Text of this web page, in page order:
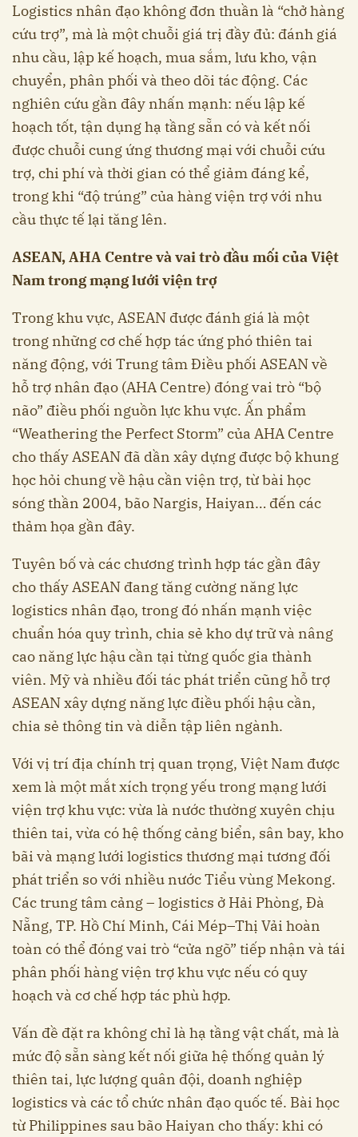
Logistics nhân đạo không đơn thuần là “chở hàng
cứu trợ”, mà là một chuỗi giá trị đầy đủ: đánh giá
nhu cầu, lập kế hoạch, mua sắm, lưu kho, vận
chuyển, phân phối và theo dõi tác động. Các
nghiên cứu gần đây nhấn mạnh: nếu lập kế
hoạch tốt, tận dụng hạ tầng sẵn có và kết nối
được chuỗi cung ứng thương mại với chuỗi cứu
trợ, chi phí và thời gian có thể giảm đáng kể,
trong khi “độ trúng” của hàng viện trợ với nhu
cầu thực tế lại tăng lên.
ASEAN, AHA Centre và vai trò đầu mối của Việt
Nam trong mạng lưới viện trợ
Trong khu vực, ASEAN được đánh giá là một
trong những cơ chế hợp tác ứng phó thiên tai
năng động, với Trung tâm Điều phối ASEAN về
hỗ trợ nhân đạo (AHA Centre) đóng vai trò “bộ
não” điều phối nguồn lực khu vực. Ấn phẩm
“Weathering the Perfect Storm” của AHA Centre
cho thấy ASEAN đã dần xây dựng được bộ khung
học hỏi chung về hậu cần viện trợ, từ bài học
sóng thần 2004, bão Nargis, Haiyan… đến các
thảm họa gần đây.
Tuyên bố và các chương trình hợp tác gần đây
cho thấy ASEAN đang tăng cường năng lực
logistics nhân đạo, trong đó nhấn mạnh việc
chuẩn hóa quy trình, chia sẻ kho dự trữ và nâng
cao năng lực hậu cần tại từng quốc gia thành
viên. Mỹ và nhiều đối tác phát triển cũng hỗ trợ
ASEAN xây dựng năng lực điều phối hậu cần,
chia sẻ thông tin và diễn tập liên ngành.
Với vị trí địa chính trị quan trọng, Việt Nam được
xem là một mắt xích trọng yếu trong mạng lưới
viện trợ khu vực: vừa là nước thường xuyên chịu
thiên tai, vừa có hệ thống cảng biển, sân bay, kho
bãi và mạng lưới logistics thương mại tương đối
phát triển so với nhiều nước Tiểu vùng Mekong.
Các trung tâm cảng – logistics ở Hải Phòng, Đà
Nẵng, TP. Hồ Chí Minh, Cái Mép–Thị Vải hoàn
toàn có thể đóng vai trò “cửa ngõ” tiếp nhận và tái
phân phối hàng viện trợ khu vực nếu có quy
hoạch và cơ chế hợp tác phù hợp.
Vấn đề đặt ra không chỉ là hạ tầng vật chất, mà là
mức độ sẵn sàng kết nối giữa hệ thống quản lý
thiên tai, lực lượng quân đội, doanh nghiệp
logistics và các tổ chức nhân đạo quốc tế. Bài học
từ Philippines sau bão Haiyan cho thấy: khi có